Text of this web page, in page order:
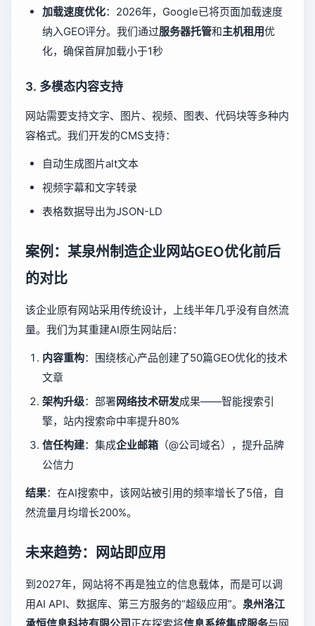
加载速度优化：2026年，Google已将页面加载速度
纳入GEO评分。我们通过服务器托管和主机租用优
化，确保首屏加载小于1秒
3. 多模态内容支持
网站需要支持文字、图片、视频、图表、代码块等多种内
容格式。我们开发的CMS支持：
自动生成图片alt文本
视频字幕和文字转录
表格数据导出为JSON-LD
案例：某泉州制造企业网站GEO优化前后
的对比
该企业原有网站采用传统设计，上线半年几乎没有自然流
量。我们为其重建AI原生网站后：
内容重构：围绕核心产品创建了50篇GEO优化的技术
文章
架构升级：部署网络技术研发成果——智能搜索引
擎，站内搜索命中率提升80%
信任构建：集成企业邮箱 （@公司域名），提升品牌
公信力
结果：在AI搜索中，该网站被引用的频率增长了5倍，自
然流量月均增长200%。
未来趋势：网站即应用
到2027年，网站将不再是独立的信息载体，而是可以调
用AI API、数据库、第三方服务的“超级应用”。 泉州洛江
承恒信息科技有限公司正在探索将信息系统集成服务与网